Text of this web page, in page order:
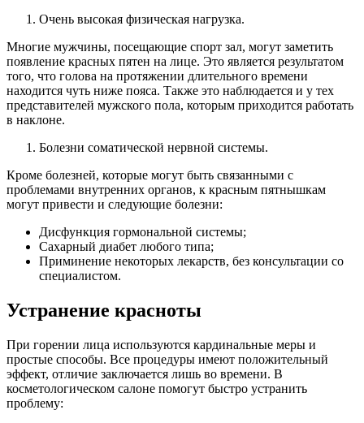
Очень высокая физическая нагрузка.
Многие мужчины, посещающие спорт зал, могут заметить
появление красных пятен на лице. Это является результатом
того, что голова на протяжении длительного времени
находится чуть ниже пояса. Также это наблюдается и у тех
представителей мужского пола, которым приходится работать
в наклоне.
Болезни соматической нервной системы.
Кроме болезней, которые могут быть связанными с
проблемами внутренних органов, к красным пятнышкам
могут привести и следующие болезни:
Дисфункция гормональной системы;
Сахарный диабет любого типа;
Приминение некоторых лекарств, без консультации со
специалистом.
Устранение красноты
При горении лица используются кардинальные меры и
простые способы. Все процедуры имеют положительный
эффект, отличие заключается лишь во времени. В
косметологическом салоне помогут быстро устранить
проблему: